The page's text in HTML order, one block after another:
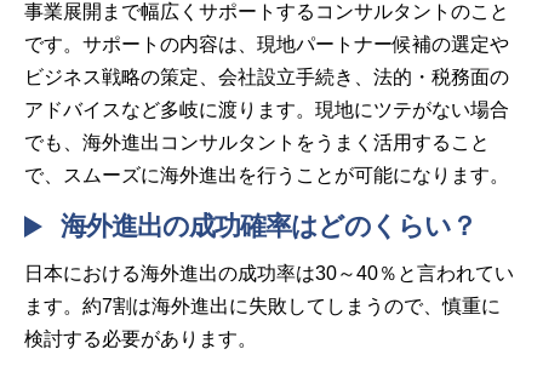
事業展開まで幅広くサポートするコンサルタントのこと
です。サポートの内容は、現地パートナー候補の選定や
ビジネス戦略の策定、会社設立手続き、法的・税務面の
アドバイスなど多岐に渡ります。現地にツテがない場合
でも、海外進出コンサルタントをうまく活用すること
で、スムーズに海外進出を行うことが可能になります。
海外進出の成功確率はどのくらい？
日本における海外進出の成功率は30～40％と言われてい
ます。約7割は海外進出に失敗してしまうので、慎重に
検討する必要があります。